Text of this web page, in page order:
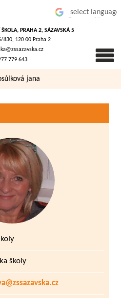
PRAHA 2, SÁZAVSKÁ 5
830, 120 00 Praha 2
779 643
jana
školy